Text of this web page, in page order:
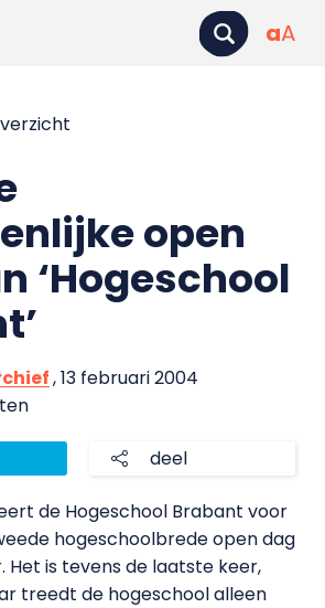
aA
open
‘Hogeschool
, 13 februari 2004
deel
de Hogeschool Brabant voor
hogeschoolbrede open dag
Het is tevens de laatste keer,
treedt de hogeschool alleen